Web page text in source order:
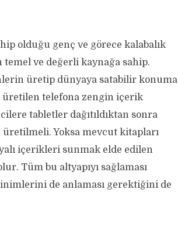
olduğu genç ve görece kalabalık
ve değerli kaynağa sahip.
üretip dünyaya satabilir konuma
üretilen telefona zengin içerik
tabletler dağıtıldıktan sonra
Yoksa mevcut kitapları
içerikleri sunmak elde edilen
Tüm bu altyapıyı sağlaması
de anlaması gerektiğini de